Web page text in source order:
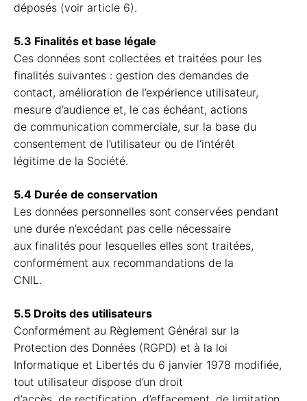
déposés (voir article 6).
5.3 Finalités et base légale
Ces données sont collectées et traitées pour les
finalités suivantes : gestion des demandes de
contact, amélioration de l’expérience utilisateur,
mesure d’audience et, le cas échéant, actions
de communication commerciale, sur la base du
consentement de l’utilisateur ou de l’intérêt
légitime de la Société.
5.4 Durée de conservation
Les données personnelles sont conservées pendant
une durée n’excédant pas celle nécessaire
aux finalités pour lesquelles elles sont traitées,
conformément aux recommandations de la
CNIL.
5.5 Droits des utilisateurs
Conformément au Règlement Général sur la
Protection des Données (RGPD) et à la loi
Informatique et Libertés du 6 janvier 1978 modifiée,
tout utilisateur dispose d’un droit